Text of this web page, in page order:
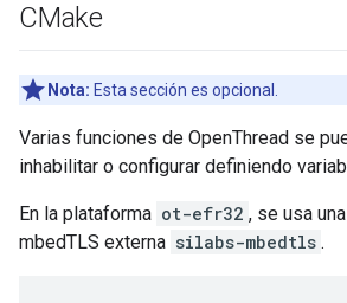
CMake
Nota: Esta sección es opcional.
Varias funciones de OpenThread se
inhabilitar o configurar definiendo
En la plataforma ot-efr32 , se usa
mbedTLS externa silabs-mbedtls .